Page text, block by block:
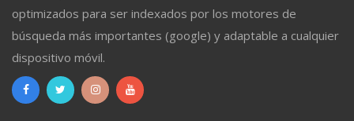
optimizados para ser indexados por los motores de
búsqueda más importantes (google) y adaptable a cualquier
dispositivo móvil.